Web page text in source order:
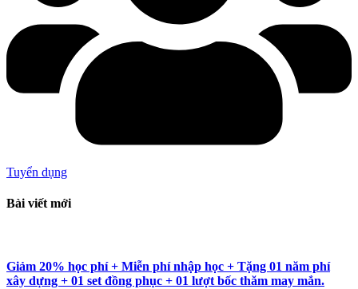
Tuyển dụng
Bài viết mới
Giảm 20% học phí + Miễn phí nhập học + Tặng 01 năm phí
xây dựng + 01 set đồng phục + 01 lượt bốc thăm may mắn.